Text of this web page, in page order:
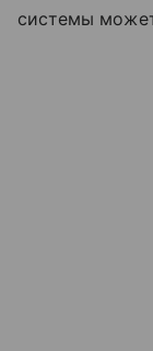
системы